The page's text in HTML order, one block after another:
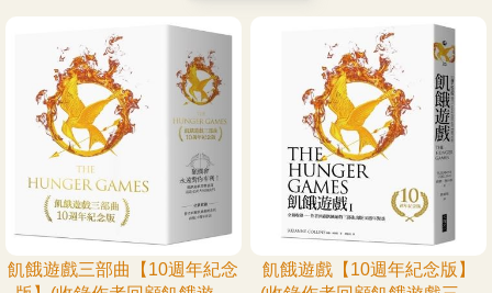
飢餓遊戲三部曲【10週年紀念
飢餓遊戲【10週年紀念版】